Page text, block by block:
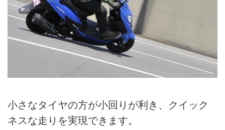
小さなタイヤの方が小回りが利き、クイック
ネスな走りを実現できます。